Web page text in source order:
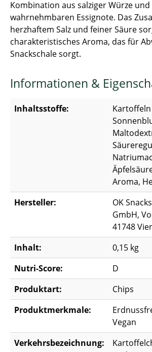
Kombination aus salziger Würze
wahrnehmbaren Essignote. Das
herzhaftem Salz und feiner Säure
charakteristisches Aroma, das für
Snackschale sorgt.
Informationen &
Inhaltsstoffe:
Kartoffeln
Aroma,
Hersteller:
OK
GmbH,
41748
Inhalt:
0,15 kg
Nutri-Score:
D
Produktart:
Chips
Produktmerkmale:
Vegan
Verkehrsbezeichnung: